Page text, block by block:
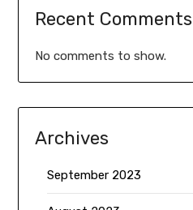
Recent Comments
No comments to show.
Archives
September 2023